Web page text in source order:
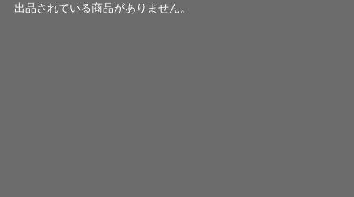
出品されている商品がありません。